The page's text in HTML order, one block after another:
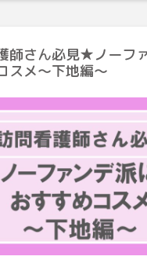
師さん必見★ノーフ
スメ～下地編～